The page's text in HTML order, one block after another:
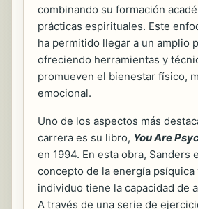
combinando su formación
prácticas espirituales. Este
ha permitido llegar a un amplio
ofreciendo herramientas y
promueven el bienestar físico,
emocional.
Uno de los aspectos más
carrera es su libro, You Are
en 1994. En esta obra, Sanders
concepto de la energía psíquica
individuo tiene la capacidad de
A través de una serie de